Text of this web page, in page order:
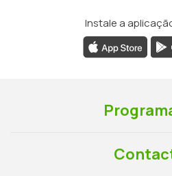
Instale a